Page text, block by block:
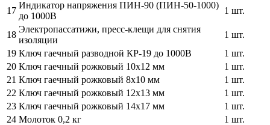
17
Индикатор напряжения ПИН-90 (ПИН-50-1000)
до 1000В
1 шт.
18
Электропассатижи, пресс-клещи для снятия
изоляции
1 шт.
19 Ключ гаечный разводной КР-19 до 1000В
1 шт.
20 Ключ гаечный рожковый 10x12 мм
1 шт.
21 Ключ гаечный рожковый 8x10 мм
1 шт.
22 Ключ гаечный рожковый 12х13 мм
1 шт.
23 Ключ гаечный рожковый 14х17 мм
1 шт.
24 Молоток 0,2 кг
1 шт.